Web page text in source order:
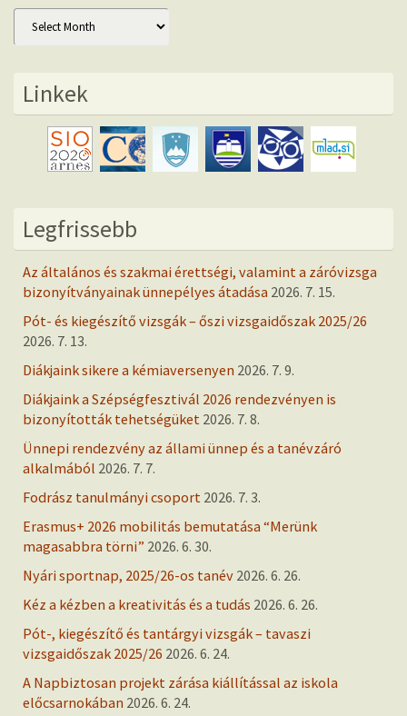
Archív
Linkek
Legfrissebb
Az általános és szakmai érettségi, valamint a záróvizsga
bizonyítványainak ünnepélyes átadása 2026. 7. 15.
Pót- és kiegészítő vizsgák – őszi vizsgaidőszak 2025/26
2026. 7. 13.
Diákjaink sikere a kémiaversenyen 2026. 7. 9.
Diákjaink a Szépségfesztivál 2026 rendezvényen is
bizonyították tehetségüket 2026. 7. 8.
Ünnepi rendezvény az állami ünnep és a tanévzáró
alkalmából 2026. 7. 7.
Fodrász tanulmányi csoport 2026. 7. 3.
Erasmus+ 2026 mobilitás bemutatása “Merünk
magasabbra törni” 2026. 6. 30.
Nyári sportnap, 2025/26-os tanév 2026. 6. 26.
Kéz a kézben a kreativitás és a tudás 2026. 6. 26.
Pót-, kiegészítő és tantárgyi vizsgák – tavaszi
vizsgaidőszak 2025/26 2026. 6. 24.
A Napbiztosan projekt zárása kiállítással az iskola
előcsarnokában 2026. 6. 24.